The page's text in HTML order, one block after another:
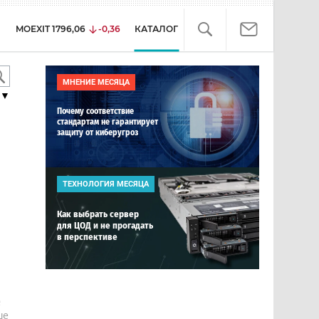
MOEXIT 1796,06 -0,36 КАТАЛОГ
▼
МНЕНИЕ МЕСЯЦА
Почему соответствие
стандартам не гарантирует
защиту от киберугроз
ТЕХНОЛОГИЯ МЕСЯЦА
Как выбрать сервер
для ЦОД и не прогадать
в перспективе